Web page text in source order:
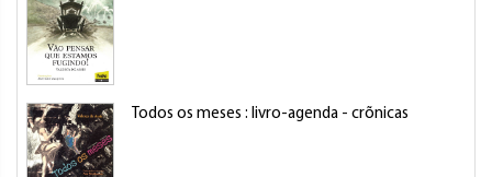
Todos os meses : livro-agenda - crõnicas